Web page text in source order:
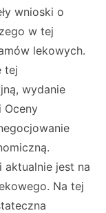
wnioski o
w tej
lekowych.
tej
wydanie
Oceny
aktualnie jest na
Na tej